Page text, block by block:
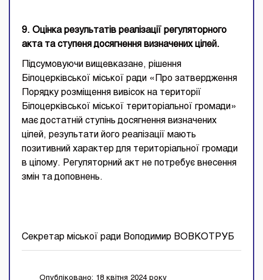
9. Оцінка результатів реалізації регуляторного
акта та ступеня досягнення визначених цілей.
Підсумовуючи вищевказане, рішення
Білоцерківської міської ради «Про затвердження
Порядку розміщення вивісок на території
Білоцерківської міської територіальної громади»
має достатній ступінь досягнення визначених
цілей, результати його реалізації мають
позитивний характер для територіальної громади
в цілому. Регуляторний акт не потребує внесення
змін та доповнень.
Секретар міської ради Володимир ВОВКОТРУБ
Опубліковано: 18 квітня 2024 року